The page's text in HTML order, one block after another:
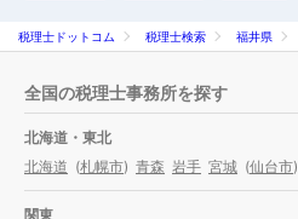
税理士ドットコム 税理士検索 福井県
全国の税理士事務所を探す
北海道・東北
北海道 (札幌市) 青森 岩手 宮城 (仙台市)
関東